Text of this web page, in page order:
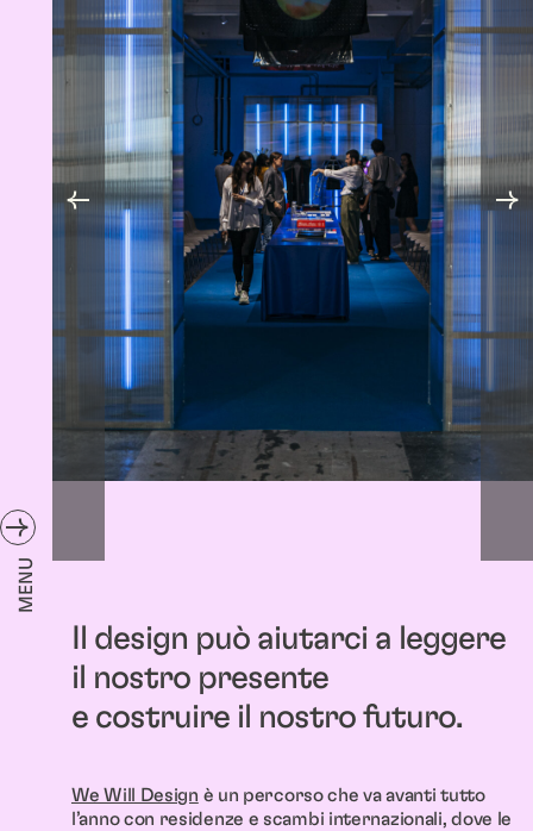
MENU
MENU
Il design può aiutarci a leggere
il nostro presente
e costruire il nostro futuro.
We Will Design è un percorso che va avanti tutto
l’anno con residenze e scambi internazionali, dove le